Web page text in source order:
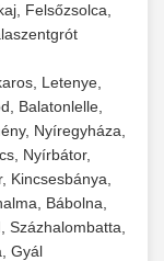
Felsőzsolca,
Letenye,
Balatonlelle,
Nyíregyháza,
Nyírbátor,
Kincsesbánya,
Bábolna,
Százhalombatta,
Gyál